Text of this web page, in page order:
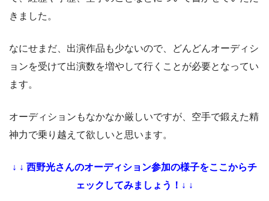
きました。
なにせまだ、出演作品も少ないので、どんどんオーディシ
ョンを受けて出演数を増やして行くことが必要となってい
ます。
オーディションもなかなか厳しいですが、空手で鍛えた精
神力で乗り越えて欲しいと思います。
↓ ↓ 西野光さんのオーディション参加の様子をここからチ
ェックしてみましょう！↓ ↓